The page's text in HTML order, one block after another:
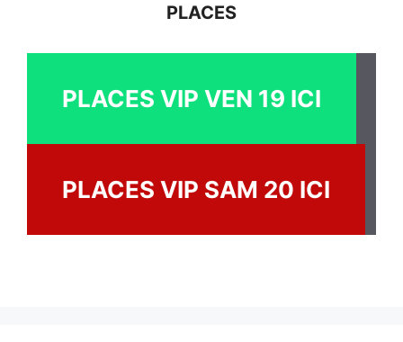
PLACES
PLACES VIP VEN 19 ICI
PLACES VIP SAM 20 ICI